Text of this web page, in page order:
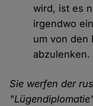
wird, ist es
irgendwo
um von den
abzulenken.
Sie werfen der